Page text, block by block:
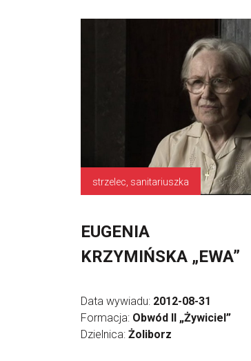
strzelec, sanitariuszka
EUGENIA
KRZYMIŃSKA „EWA”
Data wywiadu: 2012-08-31
Formacja: Obwód II „Żywiciel”
Dzielnica: Żoliborz